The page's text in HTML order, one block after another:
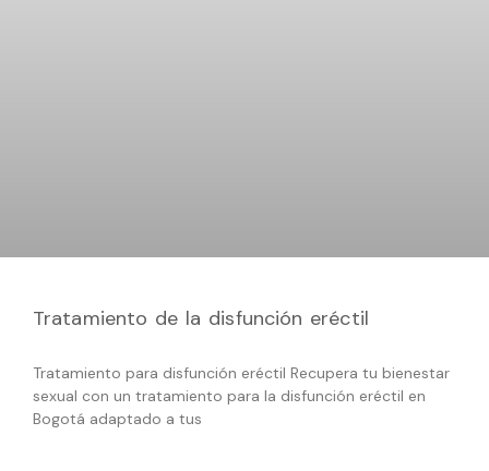
Tratamiento de la disfunción eréctil
Tratamiento para disfunción eréctil Recupera tu bienestar
sexual con un tratamiento para la disfunción eréctil en
Bogotá adaptado a tus